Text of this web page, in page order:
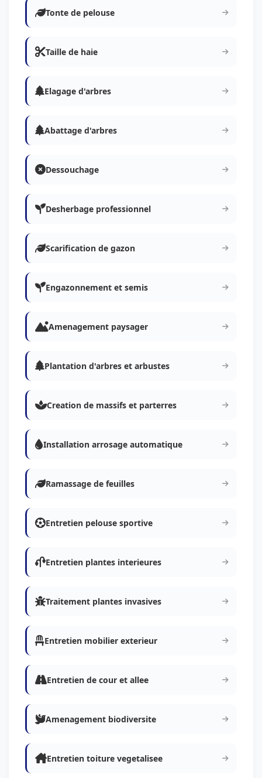
Tonte de pelouse
Taille de haie
Elagage d'arbres
Abattage d'arbres
Dessouchage
Desherbage professionnel
Scarification de gazon
Engazonnement et semis
Amenagement paysager
Plantation d'arbres et arbustes
Creation de massifs et parterres
Installation arrosage automatique
Ramassage de feuilles
Entretien pelouse sportive
Entretien plantes interieures
Traitement plantes invasives
Entretien mobilier exterieur
Entretien de cour et allee
Amenagement biodiversite
Entretien toiture vegetalisee